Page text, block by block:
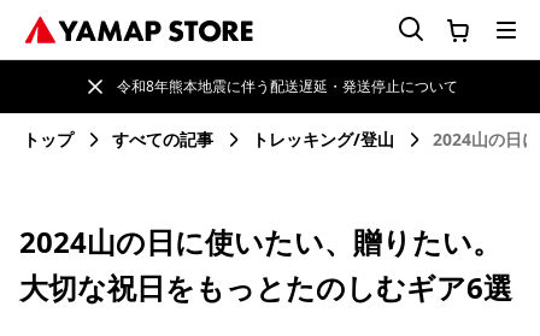
令和8年熊本地震に伴う配送遅延・発送停止について
トップ すべての記事 トレッキング/登山 2024山の日
2024山の日に使いたい、贈りたい。
大切な祝日をもっとたのしむギア6選